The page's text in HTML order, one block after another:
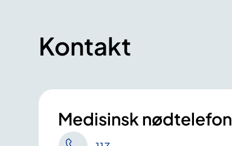
Kontakt
Medisinsk nødtelefon